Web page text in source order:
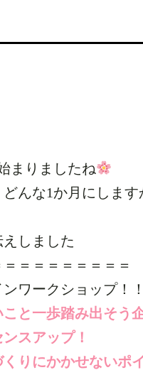
まりましたね
んな1か月にします
しました
＝＝＝＝＝＝＝＝
ワークショップ！！
こと一歩踏み出そう
スアップ！
りにかかせないポ